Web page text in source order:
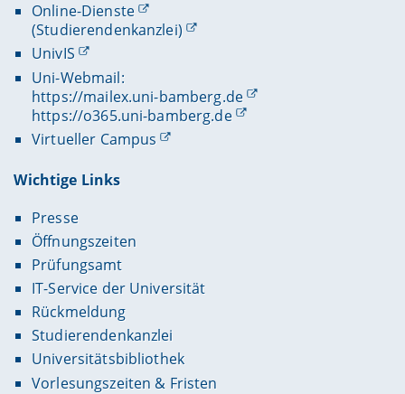
Online-Dienste
(Studierendenkanzlei)
UnivIS
Uni-Webmail:
https://mailex.uni-bamberg.de
https://o365.uni-bamberg.de
Virtueller Campus
Wichtige Links
Presse
Öffnungszeiten
Prüfungsamt
IT-Service der Universität
Rückmeldung
Studierendenkanzlei
Universitätsbibliothek
Vorlesungszeiten & Fristen